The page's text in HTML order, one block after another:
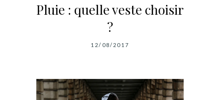
Pluie : quelle veste choisir
?
12/08/2017